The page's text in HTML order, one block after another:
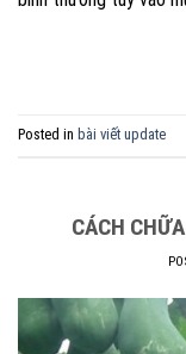
Posted in bài viết update
CÁCH